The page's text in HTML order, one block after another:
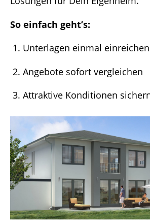
So einfach geht’s:
Unterlagen einmal einreichen
Angebote sofort vergleichen
Attraktive Konditionen